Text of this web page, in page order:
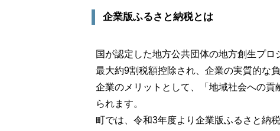
企業版ふるさと納税とは
国が認定した地方公共団体の地方創生プ
最大約9割税額控除され、企業の実質的な
企業のメリットとして、「地域社会への
られます。
町では、令和3年度より企業版ふるさと納